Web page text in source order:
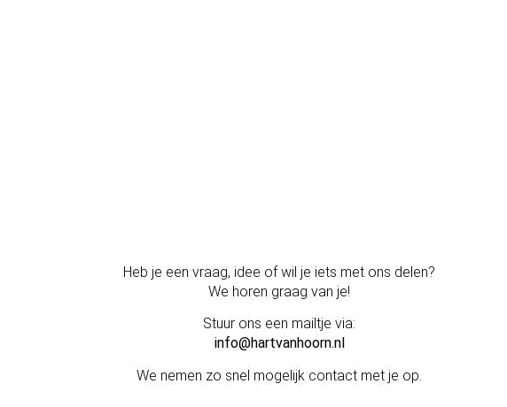
Heb je een vraag, idee of wil je iets met ons delen?
We horen graag van je!
Stuur ons een mailtje via:
info@hartvanhoorn.nl
We nemen zo snel mogelijk contact met je op.